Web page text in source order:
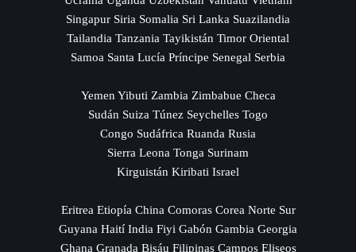
Singapur Siria Somalia Sri Lanka Suazilandia
Tailandia Tanzania Tayikistán Timor Oriental
Samoa Santa Lucía Príncipe Senegal Serbia
Yemen Yibuti Zambia Zimbabue Checa
Sudán Suiza Túnez Seychelles Togo
Congo Sudáfrica Ruanda Rusia
Sierra Leona Tonga Surinam
Kirguistán Kiribati Israel
Eritrea Etiopía China Comoras Corea Norte Sur
Guyana Haití India Fiyi Gabón Gambia Georgia
Ghana Granada Bisáu Filipinas Campos Eliseos